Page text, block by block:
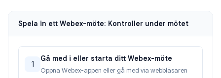
Spela in ett Webex-möte: Kontroller under mötet
1
Gå med i eller starta ditt Webex-möte
Öppna Webex-appen eller gå med via webbläsaren